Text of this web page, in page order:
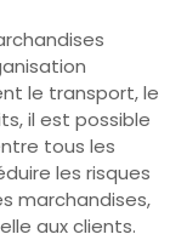
le transport, le
il est possible
tous les
les risques
marchandises,
aux clients.